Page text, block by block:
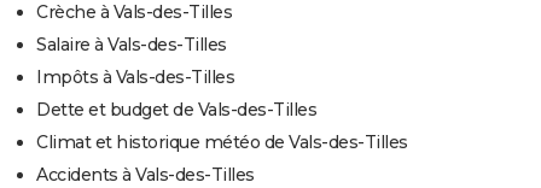
Crèche à Vals-des-Tilles
Salaire à Vals-des-Tilles
Impôts à Vals-des-Tilles
Dette et budget de Vals-des-Tilles
Climat et historique météo de Vals-des-Tilles
Accidents à Vals-des-Tilles